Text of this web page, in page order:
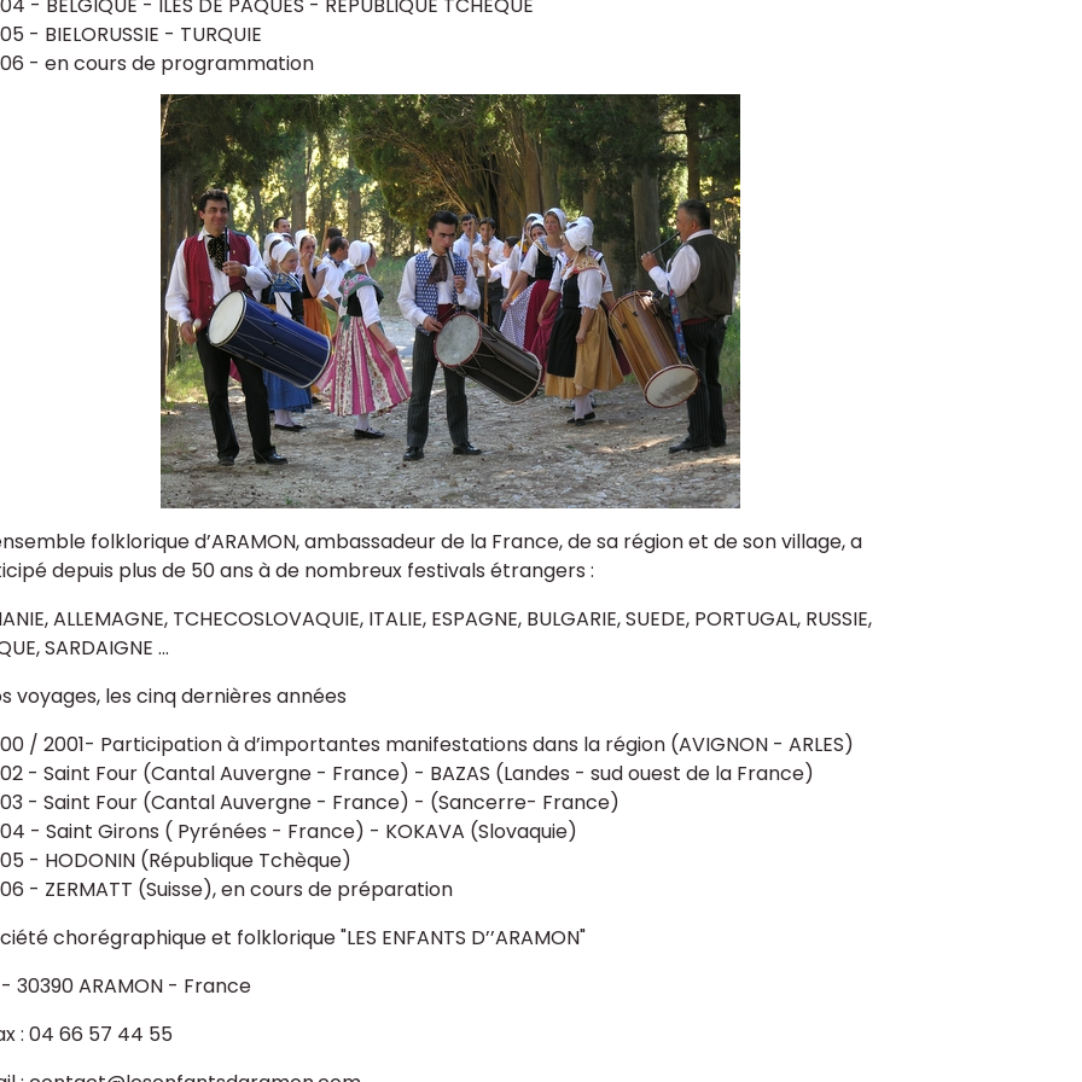
- BELGIQUE - ILES DE PAQUES - REPUBLIQUE TCHEQUE
- BIELORUSSIE - TURQUIE
- en cours de programmation
folklorique d’ARAMON, ambassadeur de la France, de sa région et de son village, a
depuis plus de 50 ans à de nombreux festivals étrangers :
ALLEMAGNE, TCHECOSLOVAQUIE, ITALIE, ESPAGNE, BULGARIE, SUEDE, PORTUGAL, RUSSIE,
SARDAIGNE ...
voyages, les cinq dernières années
/ 2001- Participation à d’importantes manifestations dans la région (AVIGNON - ARLES)
- Saint Four (Cantal Auvergne - France) - BAZAS (Landes - sud ouest de la France)
- Saint Four (Cantal Auvergne - France) - (Sancerre- France)
- Saint Girons ( Pyrénées - France) - KOKAVA (Slovaquie)
- HODONIN (République Tchèque)
- ZERMATT (Suisse), en cours de préparation
chorégraphique et folklorique "LES ENFANTS D’’ARAMON"
- 30390 ARAMON - France
: 04 66 57 44 55